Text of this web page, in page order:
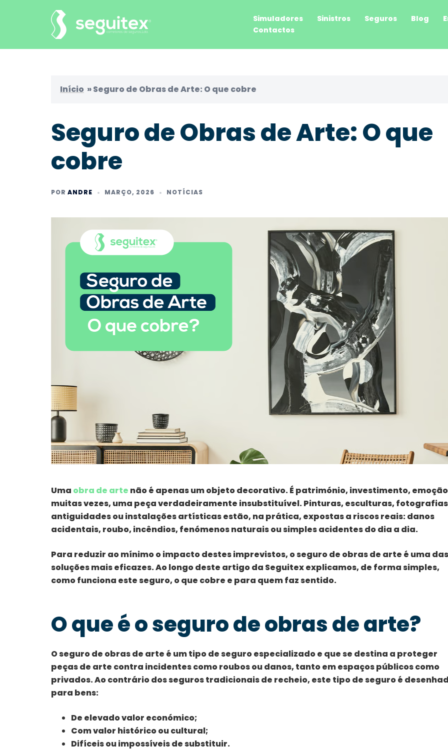
Simuladores Sinistros Seguros Blog
Contactos
Início »Seguro de Obras de Arte: O que cobre
Seguro de Obras de Arte: O que
cobre
POR ANDRE MARÇO, 2026 NOTÍCIAS
Uma obra de arte não é apenas um objeto decorativo. É património, investimento,
muitas vezes, uma peça verdadeiramente insubstituível. Pinturas, esculturas,
antiguidades ou instalações artísticas estão, na prática, expostas a riscos reais: danos
acidentais, roubo, incêndios, fenómenos naturais ou simples acidentes do dia a dia.
Para reduzir ao mínimo o impacto destes imprevistos, o seguro de obras de arte é uma das
soluções mais eficazes. Ao longo deste artigo da Seguitex explicamos, de forma simples,
como funciona este seguro, o que cobre e para quem faz sentido.
O que é o seguro de obras de arte?
O seguro de obras de arte é um tipo de seguro especializado e que se destina a proteger
peças de arte contra incidentes como roubos ou danos, tanto em espaços públicos como
privados. Ao contrário dos seguros tradicionais de recheio, este tipo de seguro é
para bens:
De elevado valor económico;
Com valor histórico ou cultural;
Difíceis ou impossíveis de substituir.